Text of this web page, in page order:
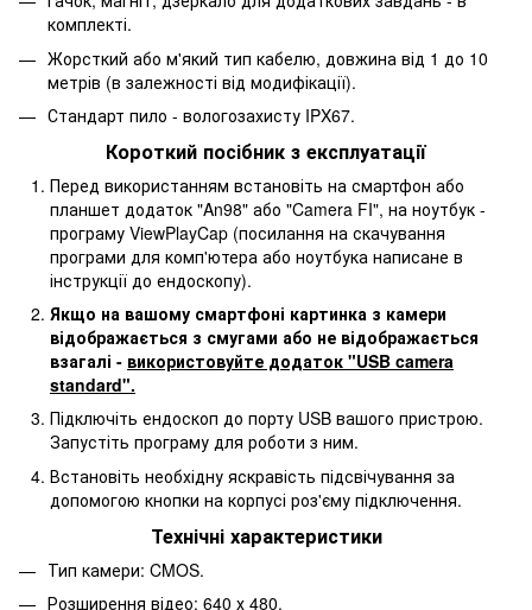
комплекті.
Жорсткий або м'який тип кабелю, довжина від 1 до 10
метрів (в залежності від модифікації).
Стандарт пило - вологозахисту IPX67.
Короткий посібник з експлуатації
Перед використанням встановіть на смартфон або
планшет додаток "An98" або "Camera FI", на ноутбук -
програму ViewPlayCap (посилання на скачування
програми для комп'ютера або ноутбука написане в
інструкції до ендоскопу).
Якщо на вашому смартфоні картинка з камери
відображається з смугами або не відображається
взагалі - використовуйте додаток "USB camera
standard".
Підключіть ендоскоп до порту USB вашого пристрою.
Запустіть програму для роботи з ним.
Встановіть необхідну яскравість підсвічування за
допомогою кнопки на корпусі роз'єму підключення.
Технічні характеристики
Тип камери: CMOS.
Розширення відео: 640 х 480.